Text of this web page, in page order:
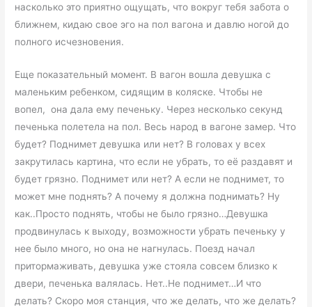
насколько это приятно ощущать, что вокруг тебя забота о
ближнем, кидаю свое эго на пол вагона и давлю ногой до
полного исчезновения.
Еще показательный момент. В вагон вошла девушка с
маленьким ребенком, сидящим в коляске. Чтобы не
вопел, она дала ему печеньку. Через несколько секунд
печенька полетела на пол. Весь народ в вагоне замер. Что
будет? Поднимет девушка или нет? В головах у всех
закрутилась картина, что если не убрать, то её раздавят и
будет грязно. Поднимет или нет? А если не поднимет, то
может мне поднять? А почему я должна поднимать? Ну
как..Просто поднять, чтобы не было грязно…Девушка
продвинулась к выходу, возможности убрать печеньку у
нее было много, но она не нагнулась. Поезд начал
притормаживать, девушка уже стояла совсем близко к
двери, печенька валялась. Нет..Не поднимет…И что
делать? Скоро моя станция, что же делать, что же делать?